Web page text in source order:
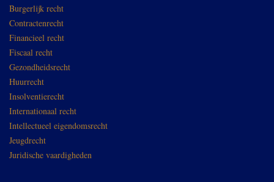
Burgerlijk recht
Contractenrecht
Financieel recht
Fiscaal recht
Gezondheidsrecht
Huurrecht
Insolventierecht
Internationaal recht
Intellectueel eigendomsrecht
Jeugdrecht
Juridische vaardigheden